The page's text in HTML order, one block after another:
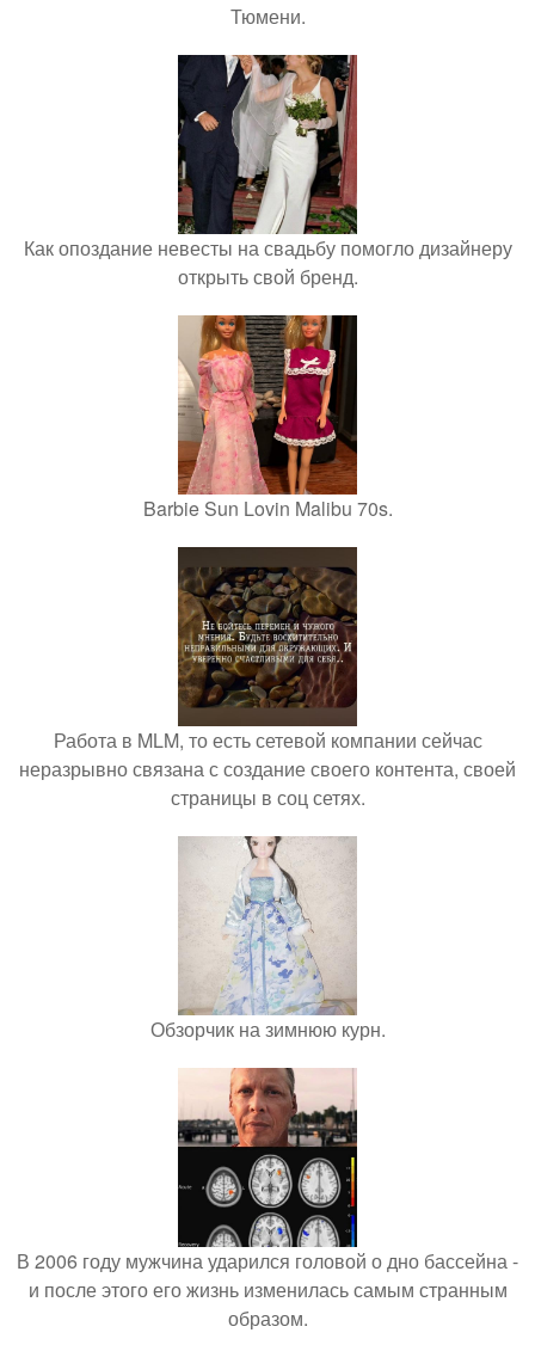
Тюмени.
Как опоздание невесты на свадьбу помогло дизайнеру
открыть свой бренд.
Barbie Sun Lovin Malibu 70s.
Работа в MLM, то есть сетевой компании сейчас
неразрывно связана с создание своего контента, своей
страницы в соц сетях.
Обзорчик на зимнюю курн.
В 2006 году мужчина ударился головой о дно бассейна -
и после этого его жизнь изменилась самым странным
образом.